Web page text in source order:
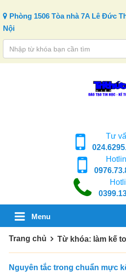
Phòng 1506 Tòa nhà 7A Lê Đức
Nội
Tư
Menu
Trang chủ Từ khóa: làm kế
Nguyên tắc trong chuẩn mực